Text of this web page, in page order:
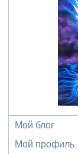
Мой блог
Мой профиль